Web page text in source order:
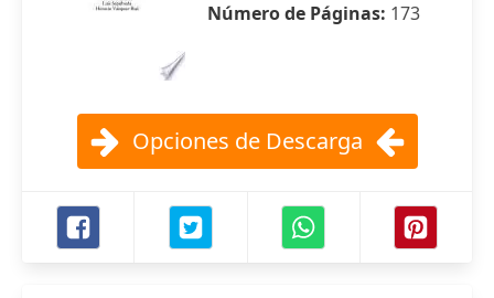
Número de Páginas: 173
Opciones de Descarga